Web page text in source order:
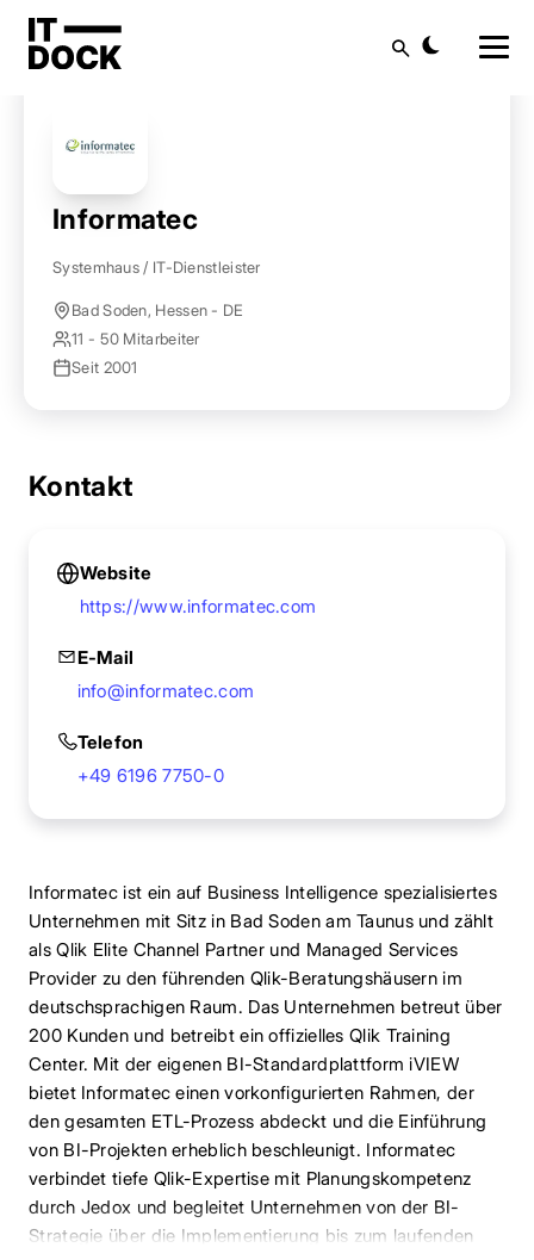
Startseite Anbieter finden
Informatec
Systemhaus / IT-Dienstleister
Bad Soden, Hessen - DE
11 - 50 Mitarbeiter
Seit 2001
Kontakt
Website
https://www.informatec.com
E-Mail
info@informatec.com
Telefon
+49 6196 7750-0
Informatec ist ein auf Business Intelligence spezialisiertes
Unternehmen mit Sitz in Bad Soden am Taunus und zählt
als Qlik Elite Channel Partner und Managed Services
Provider zu den führenden Qlik-Beratungshäusern im
deutschsprachigen Raum. Das Unternehmen betreut über
200 Kunden und betreibt ein offizielles Qlik Training
Center. Mit der eigenen BI-Standardplattform iVIEW
bietet Informatec einen vorkonfigurierten Rahmen, der
den gesamten ETL-Prozess abdeckt und die Einführung
von BI-Projekten erheblich beschleunigt. Informatec
verbindet tiefe Qlik-Expertise mit Planungskompetenz
durch Jedox und begleitet Unternehmen von der BI-
Strategie über die Implementierung bis zum laufenden